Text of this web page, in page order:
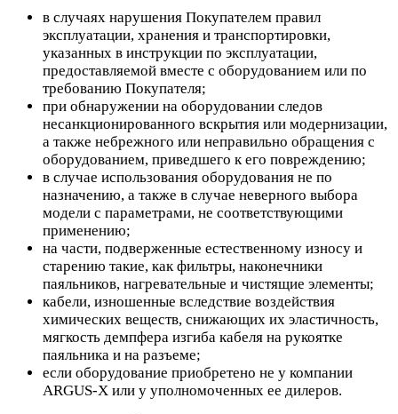
в случаях нарушения Покупателем правил
эксплуатации, хранения и транспортировки,
указанных в инструкции по эксплуатации,
предоставляемой вместе с оборудованием или по
требованию Покупателя;
при обнаружении на оборудовании следов
несанкционированного вскрытия или модернизации,
а также небрежного или неправильно обращения с
оборудованием, приведшего к его повреждению;
в случае использования оборудования не по
назначению, а также в случае неверного выбора
модели с параметрами, не соответствующими
применению;
на части, подверженные естественному износу и
старению такие, как фильтры, наконечники
паяльников, нагревательные и чистящие элементы;
кабели, изношенные вследствие воздействия
химических веществ, снижающих их эластичность,
мягкость демпфера изгиба кабеля на рукоятке
паяльника и на разъеме;
если оборудование приобретено не у компании
ARGUS-X или у уполномоченных ее дилеров.